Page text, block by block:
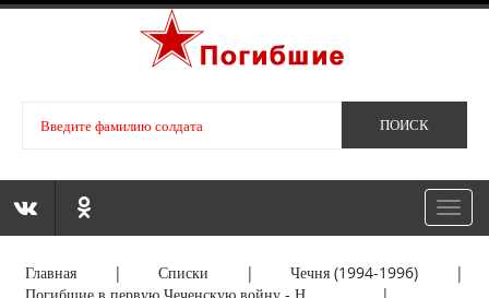
Главная |Списки |Чечня (1994-1996) |
Погибшие в первую Чеченскую войну - Н |